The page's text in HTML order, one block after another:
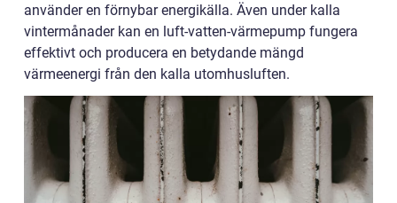
använder en förnybar energikälla. Även under kalla
vintermånader kan en luft-vatten-värmepump fungera
effektivt och producera en betydande mängd
värmeenergi från den kalla utomhusluften.